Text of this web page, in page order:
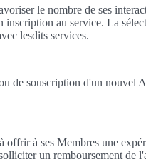
le nombre de ses
inscription au service. La
lesdits services.
de souscription d'un nouvel
offrir à ses Membres une
un remboursement de